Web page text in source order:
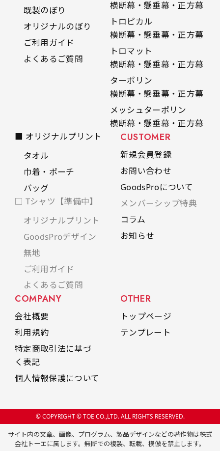
既製のぼり
オリジナルのぼり
ご利用ガイド
よくあるご質問
横断幕・懸垂幕・正方幕
トロピカル
横断幕・懸垂幕・正方幕
トロマット
横断幕・懸垂幕・正方幕
ターポリン
横断幕・懸垂幕・正方幕
メッシュターポリン
横断幕・懸垂幕・正方幕
■ オリジナルプリント
タオル
巾着・ポーチ
バッグ
□ Tシャツ【準備中】
オリジナルプリント
GoodsProデザイン
無地
ご利用ガイド
よくあるご質問
CUSTOMER
新規会員登録
お問い合わせ
GoodsProについて
メンバーシップ特典
コラム
お知らせ
COMPANY
会社概要
利用規約
特定商取引法に基づ
く表記
個人情報保護について
OTHER
トップページ
テンプレート
© COPYRIGHT © TOE CO.,LTD. ALL RIGHTS RESERVED.
サイト内の文章、画像、プログラム、製品デザインなどの著作物は株式
会社トーエに属します。無断での複製、転載、模倣を禁止します。